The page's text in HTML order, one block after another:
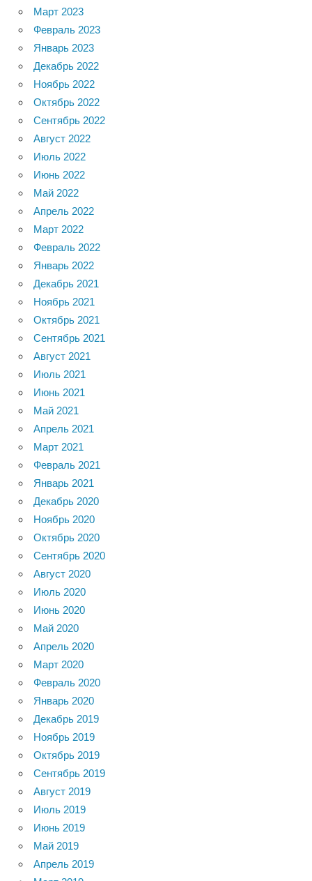
Март 2023
Февраль 2023
Январь 2023
Декабрь 2022
Ноябрь 2022
Октябрь 2022
Сентябрь 2022
Август 2022
Июль 2022
Июнь 2022
Май 2022
Апрель 2022
Март 2022
Февраль 2022
Январь 2022
Декабрь 2021
Ноябрь 2021
Октябрь 2021
Сентябрь 2021
Август 2021
Июль 2021
Июнь 2021
Май 2021
Апрель 2021
Март 2021
Февраль 2021
Январь 2021
Декабрь 2020
Ноябрь 2020
Октябрь 2020
Сентябрь 2020
Август 2020
Июль 2020
Июнь 2020
Май 2020
Апрель 2020
Март 2020
Февраль 2020
Январь 2020
Декабрь 2019
Ноябрь 2019
Октябрь 2019
Сентябрь 2019
Август 2019
Июль 2019
Июнь 2019
Май 2019
Апрель 2019